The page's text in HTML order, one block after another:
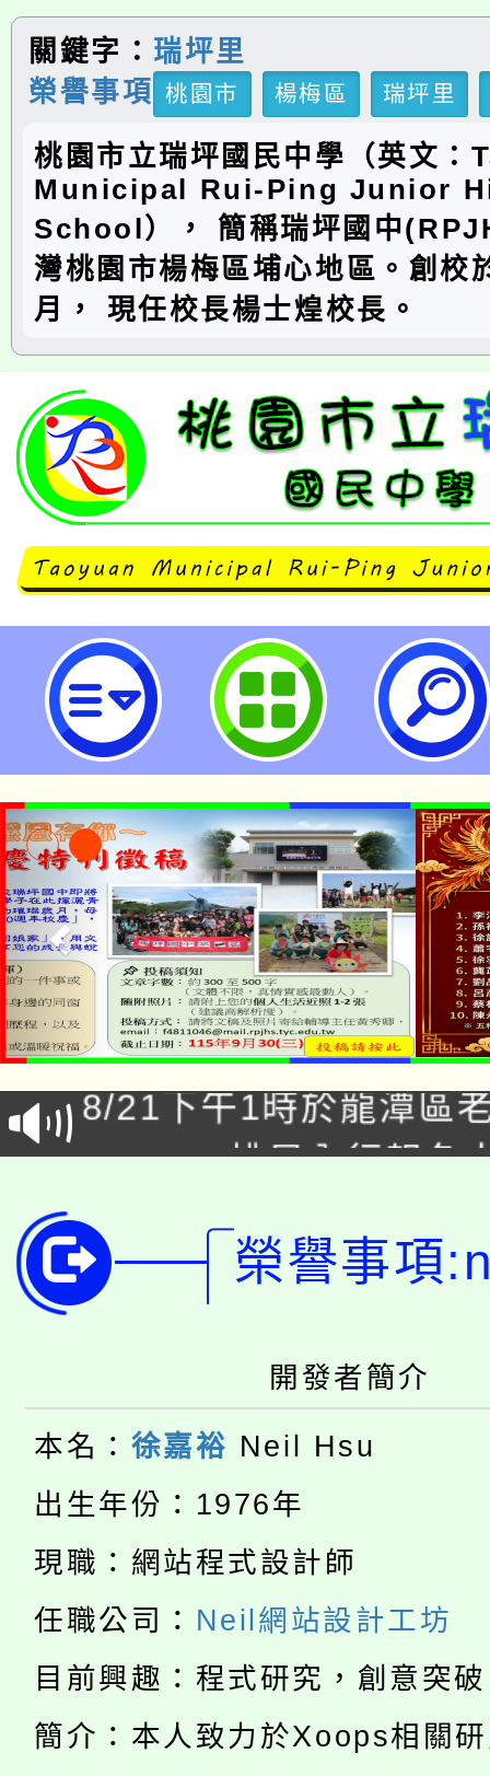
關鍵字： 瑞坪里
榮譽事項
桃園市 楊梅區 瑞坪里
桃園市立瑞坪國民中學（英文：
Municipal Rui-Ping Junior
School）， 簡稱瑞坪國中
灣桃園市楊梅區埔心地區。創校
月， 現任校長楊士煌校長。
neilrpjhstyc網站設計者：徐嘉
「本色祭」8/29、30在
場熱烈登場!
8/21下午1時於龍潭區
徵才活動。
YOUNG桃局內行報名
開!
115年桃園市運動會8/
田徑場及游泳池舉行。
桃園市低收入戶享有免
視費優惠，中低收入戶
半價優惠，詳情可洽有
者。
大園自造教育及科技
份教師增能研習
大溪自造教育及科技中
份教師研習
115年食農教育專業人
「本色祭」8/29、30在
場熱烈登場!
8/21下午1時於龍潭區
徵才活動。
YOUNG桃局內行報名
局官網。
8月14至27日，桃園電
榮譽事項
開發者簡介
本名： 徐嘉裕 Neil Hsu
出生年份：1976年
現職：網站程式設計師
任職公司： Neil網站設計工坊
目前興趣：程式研究，創意突
簡介：本人致力於Xoops相關